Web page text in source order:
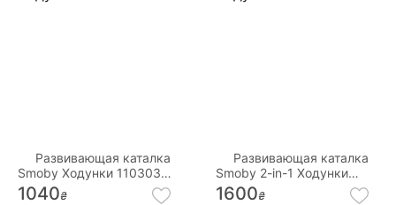
Развивающая каталка
Smoby Ходунки 110303
Смоби
1040₴
Развивающая каталка
Smoby 2-in-1 Ходунки
110304 Смоби
1600₴